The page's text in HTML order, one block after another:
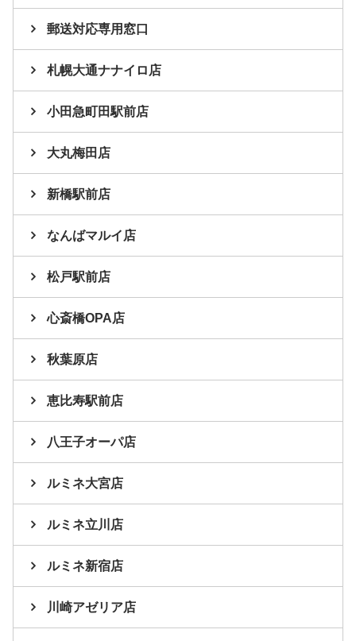
郵送対応専用窓口
札幌大通ナナイロ店
小田急町田駅前店
大丸梅田店
新橋駅前店
なんばマルイ店
松戸駅前店
心斎橋OPA店
秋葉原店
恵比寿駅前店
八王子オーパ店
ルミネ大宮店
ルミネ立川店
ルミネ新宿店
川崎アゼリア店